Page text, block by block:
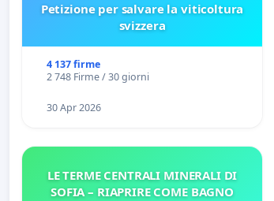
Petizione per salvare la viticoltura
svizzera
4 137 firme
2 748 Firme / 30 giorni
30 Apr 2026
LE TERME CENTRALI MINERALI DI
SOFIA – RIAPRIRE COME BAGNO